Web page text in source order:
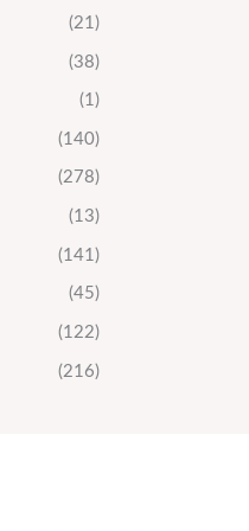
(21)
(38)
(1)
(140)
(278)
(13)
(141)
(45)
(122)
(216)